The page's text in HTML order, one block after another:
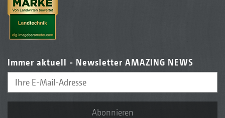
Immer aktuell - Newsletter AMAZING NEWS
Abonnieren